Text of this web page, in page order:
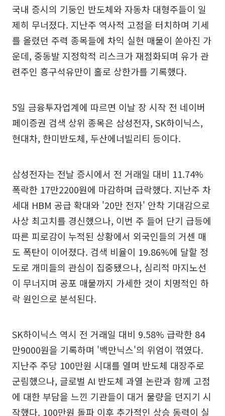
국내 증시의 기둥인 반도체와 자동차 대형주들이 일
제히 무너졌다. 지난주 역사적 고점을 터치하며 기세
를 올렸던 주력 종목들에 차익 실현 매물이 쏟아진 가
운데, 중동발 지정학적 리스크가 재점화되며 유가 관
련주인 흥구석유만이 홀로 상한가를 기록했다.
5일 금융투자업계에 따르면 이날 장 시작 전 네이버
페이증권 검색 상위 종목은 삼성전자, SK하이닉스,
현대차, 한미반도체, 두산에너빌리티 등이다.
삼성전자는 전날 증시에서 전 거래일 대비 11.74%
폭락한 17만2200원에 마감하며 급락했다. 지난주 차
세대 HBM 공급 확대와 '20만 전자' 안착 기대감으로
사상 최고치를 경신했으나, 이번 주 들어 단기 급등에
따른 피로감이 누적된 상황에서 외국인들의 거센 매
도 폭탄이 이어졌다. 검색 비율이 19.86%에 달할 정
도로 개미들의 관심이 집중됐으나, 심리적 마지노선
이 무너지며 공포 매물까지 가세한 것이 치명적인 하
락 원인으로 분석된다.
SK하이닉스 역시 전 거래일 대비 9.58% 급락한 84
만9000원을 기록하며 '백만닉스'의 위엄이 꺾였다.
지난주 주당 100만원 시대를 열며 반도체 대장주로
군림했으나, 글로벌 AI 반도체 과열 논란과 함께 고점
에 대한 부담을 느낀 기관들이 대거 물량을 던지기 시
작했다. 100만원 돌파 이후 추가적인 상승 동력이 실